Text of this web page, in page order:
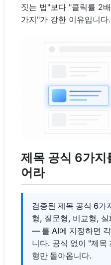
짓는 법"보다 "클릭률 2
가지"가 강한 이유입니다.
제목 공식 6가지
어라
검증된 제목 공식 6
형, 질문형, 비교형,
— 를 AI에 지정하면
니다. 공식 없이 "제목
형만 돌아옵니다.